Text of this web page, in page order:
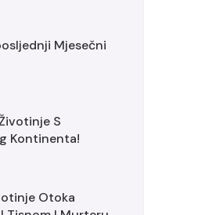
Mjesečni
S
Kontinenta!
Otoka